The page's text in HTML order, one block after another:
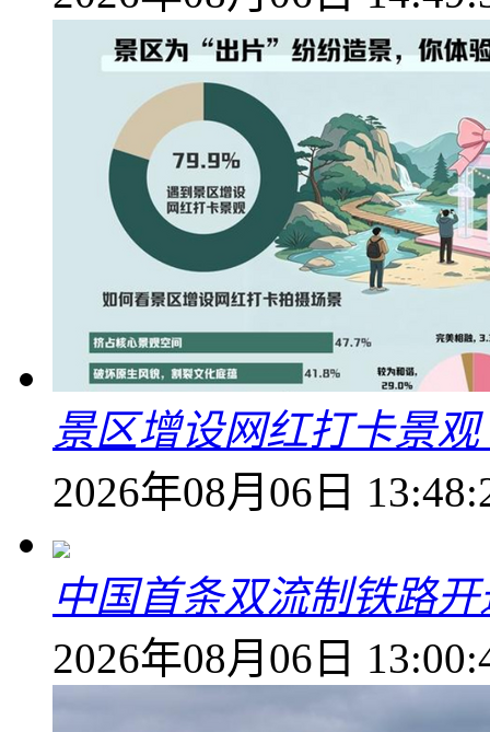
景区增设网红打卡景
2026年08月06日
中国首条双流制铁路
2026年08月06日